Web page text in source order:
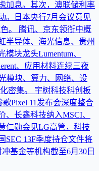
加息。其次，澳联储利率
。日本央行7月会议意见
。 腾讯、京东领衔中概
半导体、海光信息、贵州
块龙头Lumentum、
、应用材料连续三夜
模块、算力、网络、设
密集。 宇树科技科创板
Pixel 11发布会深度整合
、长鑫科技纳入MSCI、
仁勋会见LG高管，科技
SEC 13F季度持仓文件将
基金等机构截至6月30日